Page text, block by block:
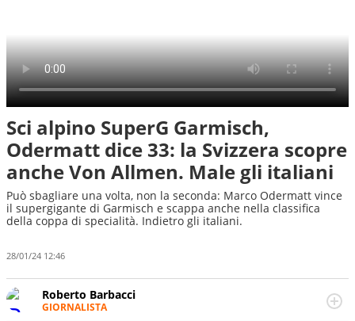
Sci alpino SuperG Garmisch,
Odermatt dice 33: la Svizzera scopre
anche Von Allmen. Male gli italiani
Può sbagliare una volta, non la seconda: Marco Odermatt vince
il supergigante di Garmisch e scappa anche nella classifica
della coppa di specialità. Indietro gli italiani.
28/01/24 12:46
Roberto Barbacci
GIORNALISTA